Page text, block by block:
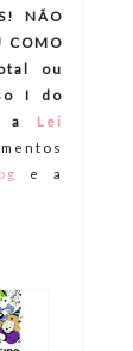
NÃO
COMO
ou
I do
a
Lei
e a